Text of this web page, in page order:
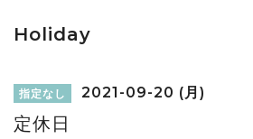
Holiday
指定なし 2021-09-20 (月)
定休日